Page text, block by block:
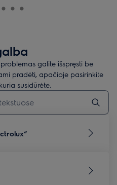
galite išspręsti be
pradėti, apačioje pasirinkite
susidūrėte.
straipsnių